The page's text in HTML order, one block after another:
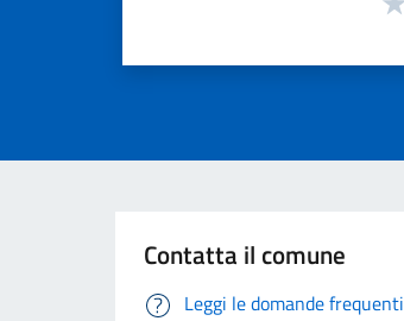
Contatta il comune
Leggi le domande frequenti